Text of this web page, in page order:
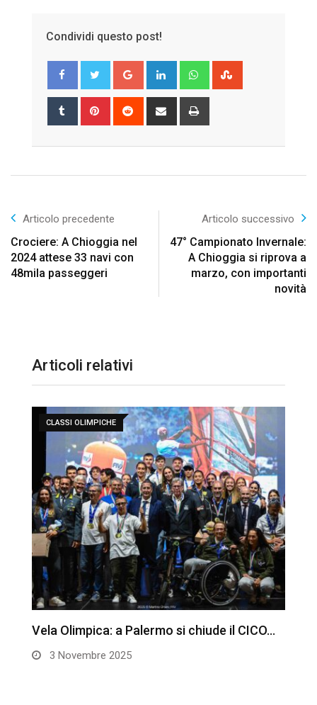
Condividi questo post!
Google+ LinkedIn Whatsapp
Tumblr Pinterest Reddit
Share
Articolo precedente
Crociere: A Chioggia nel
2024 attese 33 navi con
48mila passeggeri
Articolo successivo
47° Campionato Invernale:
A Chioggia si riprova a
marzo, con importanti
novità
Articoli relativi
CLASSI OLIMPICHE
Vela Olimpica: a Palermo si chiude il CICO…
3 Novembre 2025